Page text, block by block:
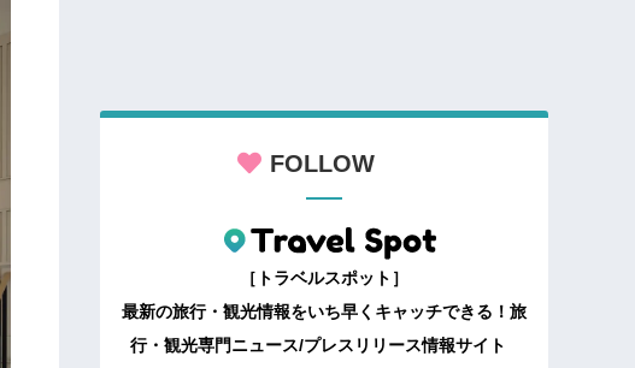
FOLLOW
［トラベルスポット］
最新の旅行・観光情報をいち早くキャッチできる！旅
行・観光専門ニュース/プレスリリース情報サイト